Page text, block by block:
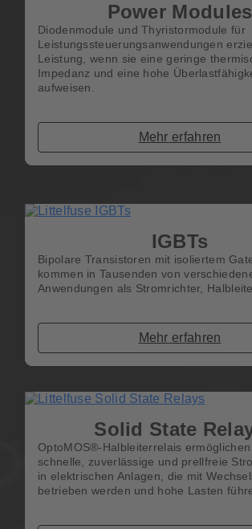
Power Modules
Diodenmodule und Thyristormodule für
Leistungssteuerungsanwendungen
Leistung, wenn sie eine geringe
Impedanz und eine hohe
aufweisen.
Mehr erfahren
IGBTs
Bipolare Transistoren mit isoliertem
kommen in Tausenden von
Anwendungen als Stromrichter,
Mehr erfahren
Solid State
OptoMOS®-Halbleiterrelais ermöglichen
schnelle, zuverlässige und prellfreie
in elektrischen Anlagen, die mit
betrieben werden und hohe Lasten